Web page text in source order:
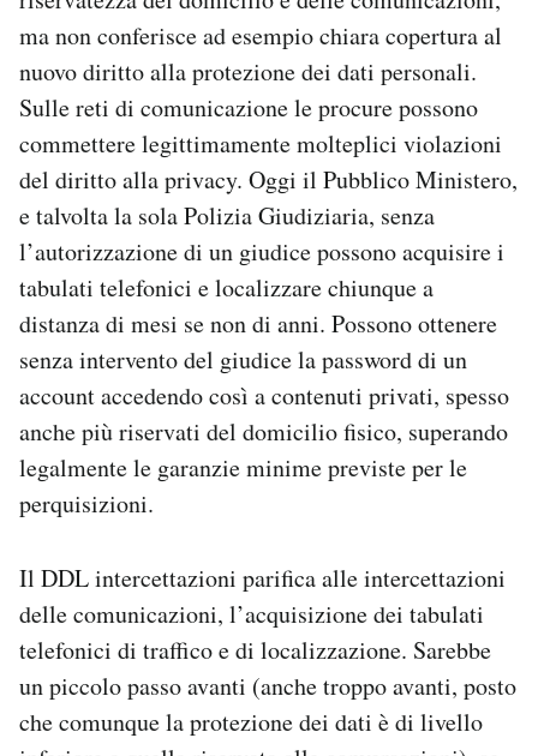
ma non conferisce ad esempio chiara copertura al
nuovo diritto alla protezione dei dati personali.
Sulle reti di comunicazione le procure possono
commettere legittimamente molteplici violazioni
del diritto alla privacy. Oggi il Pubblico Ministero,
e talvolta la sola Polizia Giudiziaria, senza
l’autorizzazione di un giudice possono acquisire i
tabulati telefonici e localizzare chiunque a
distanza di mesi se non di anni. Possono ottenere
senza intervento del giudice la password di un
account accedendo così a contenuti privati, spesso
anche più riservati del domicilio fisico, superando
legalmente le garanzie minime previste per le
perquisizioni.
Il DDL intercettazioni parifica alle intercettazioni
delle comunicazioni, l’acquisizione dei tabulati
telefonici di traffico e di localizzazione. Sarebbe
un piccolo passo avanti (anche troppo avanti, posto
che comunque la protezione dei dati è di livello